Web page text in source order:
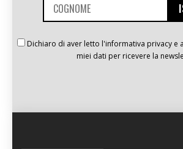
Dichiaro di aver letto l'informativa privacy e
miei dati per ricevere la